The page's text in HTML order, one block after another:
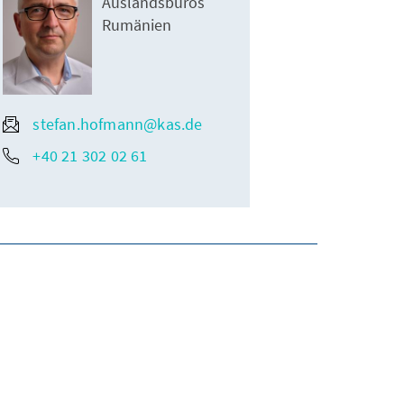
Rumänien
stefan.hofmann@kas.de
+40 21 302 02 61